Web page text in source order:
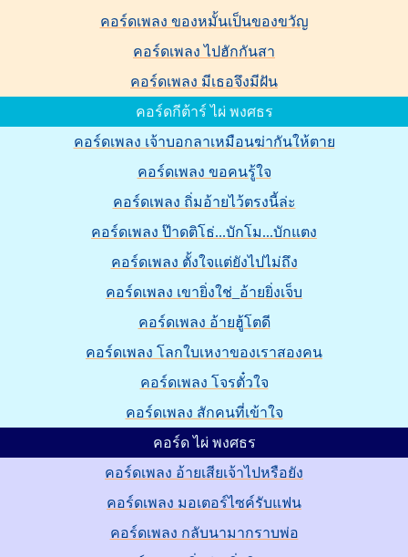
คอร์ดเพลง ของหมั้นเป็นของขวัญ
คอร์ดเพลง ไปฮักกันสา
คอร์ดเพลง มีเธอจึงมีฝัน
คอร์ดกีต้าร์ ไผ่ พงศธร
คอร์ดเพลง เจ้าบอกลาเหมือนฆ่ากันให้ตาย
คอร์ดเพลง ขอคนรู้ใจ
คอร์ดเพลง ถิ่มอ้ายไว้ตรงนี้ล่ะ
คอร์ดเพลง ป๊าดติโธ่...บักโม...บักแตง
คอร์ดเพลง ตั้งใจแต่ยังไปไม่ถึง
คอร์ดเพลง เขายิ่งใช่_อ้ายยิ่งเจ็บ
คอร์ดเพลง อ้ายฮู้โตดี
คอร์ดเพลง โลกใบเหงาของเราสองคน
คอร์ดเพลง โจรตั๋วใจ
คอร์ดเพลง สักคนที่เข้าใจ
คอร์ด ไผ่ พงศธร
คอร์ดเพลง อ้ายเสียเจ้าไปหรือยัง
คอร์ดเพลง มอเตอร์ไซค์รับแฟน
คอร์ดเพลง กลับนามากราบพ่อ